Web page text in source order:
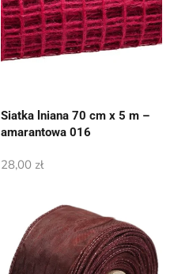
Siatka lniana 70 cm x 5 m –
amarantowa 016
28,00 zł